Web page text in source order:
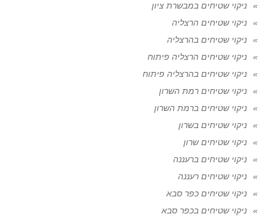
ניקוי שטיחים במבשרת ציון
ניקוי שטיחים הרצליה
ניקוי שטיחים בהרצליה
ניקוי שטיחים הרצליה פיתוח
ניקוי שטיחים בהרצליה פיתוח
ניקוי שטיחים רמת השרון
ניקוי שטיחים ברמת השרון
ניקוי שטיחים בשרון
ניקוי שטיחים שרון
ניקוי שטיחים ברעננה
ניקוי שטיחים רעננה
ניקוי שטיחים כפר סבא
ניקוי שטיחים בכפר סבא